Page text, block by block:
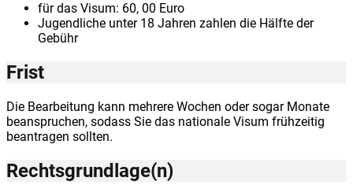
für das Visum: 60, 00 Euro
Jugendliche unter 18 Jahren zahlen die Hälfte der
Gebühr
Frist
Die Bearbeitung kann mehrere Wochen oder sogar Monate
beanspruchen, sodass Sie das nationale Visum frühzeitig
beantragen sollten.
Rechtsgrundlage(n)